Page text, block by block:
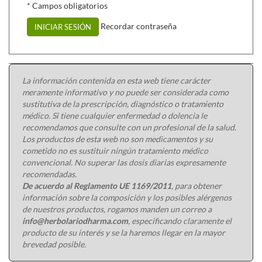
* Campos obligatorios
INICIAR SESIÓN Recordar contraseña
La información contenida en esta web tiene carácter
meramente informativo y no puede ser considerada como
sustitutiva de la prescripción, diagnóstico o tratamiento
médico. Si tiene cualquier enfermedad o dolencia le
recomendamos que consulte con un profesional de la salud.
Los productos de esta web no son medicamentos y su
cometido no es sustituir ningún tratamiento médico
convencional. No superar las dosis diarias expresamente
recomendadas.
De acuerdo al Reglamento UE 1169/2011, para obtener
información sobre la composición y los posibles alérgenos
de nuestros productos, rogamos manden un correo a
info@herbolariodharma.com, especificando claramente el
producto de su interés y se la haremos llegar en la mayor
brevedad posible.